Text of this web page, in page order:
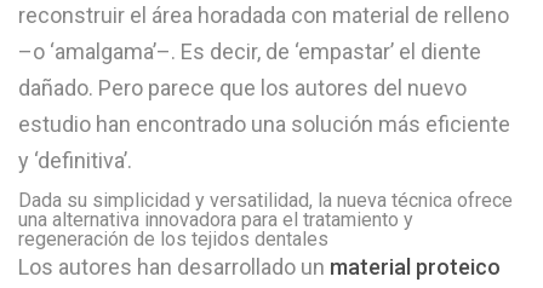
reconstruir el área horadada con material de relleno
–o ‘amalgama’–. Es decir, de ‘empastar’ el diente
dañado. Pero parece que los autores del nuevo
estudio han encontrado una solución más eficiente
y ‘definitiva’.
Dada su simplicidad y versatilidad, la nueva técnica ofrece
una alternativa innovadora para el tratamiento y
regeneración de los tejidos dentales
Los autores han desarrollado un material proteico